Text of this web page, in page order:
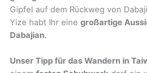
Gipfel auf dem Rückweg von
Yize habt Ihr eine großartige
Dabajian.
Unser Tipp für das Wandern in